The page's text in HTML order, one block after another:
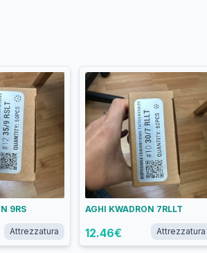
9RS
Attrezzatura
AGHI KWADRON 7RLLT
12.46€ Attrezzatura